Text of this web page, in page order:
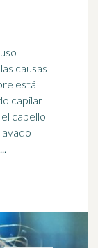
causas
está
capilar
cabello